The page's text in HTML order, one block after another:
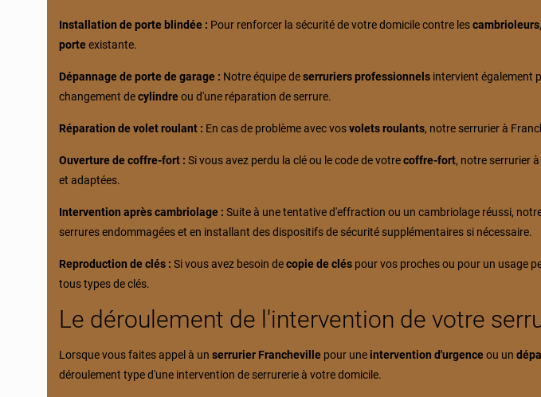
Installation de porte blindée : Pour renforcer la sécurité de votre domicile contre lescambrioleurs
porteexistante.
Dépannage de porte de garage : Notre équipe deserruriers professionnels intervient également
changement decylindreou d'une réparation de serrure.
Réparation de volet roulant : En cas de problème avec vosvolets roulants, notre serrurier à
Ouverture de coffre-fort : Si vous avez perdu la clé ou le code de votrecoffre-fort, notre serrurier
et adaptées.
Intervention après cambriolage : Suite à une tentative d'effraction ou un cambriolage réussi,
serrures endommagées et en installant des dispositifs de sécurité supplémentaires si nécessaire.
Reproduction de clés : Si vous avez besoin decopie de clés pour vos proches ou pour un usage
tous types de clés.
Le déroulement de l'intervention de votre
Lorsque vous faites appel à unserrurier Francheville pour une intervention d'urgenceou un
déroulement type d'une intervention de serrurerie à votre domicile.